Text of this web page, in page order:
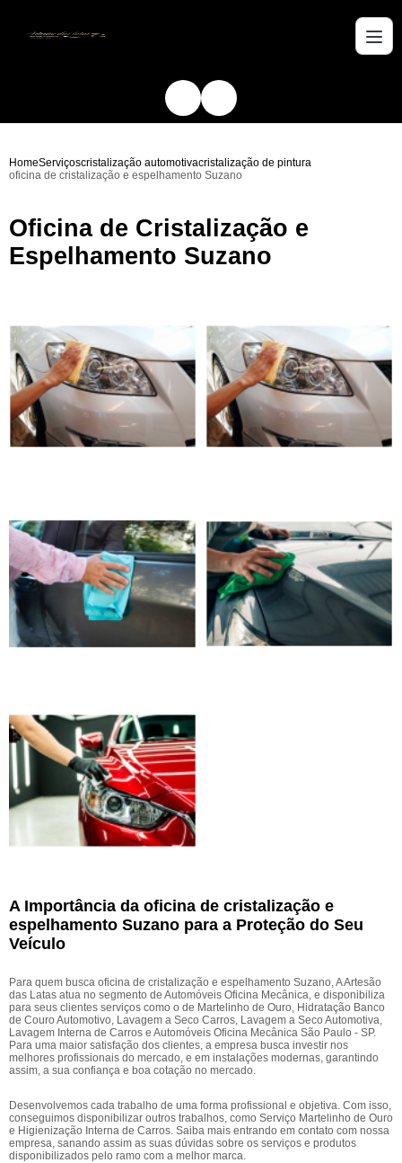
HomeServiçoscristalização automotivacristalização de pintura
oficina de cristalização e espelhamento Suzano
Oficina de Cristalização e
Espelhamento Suzano
A Importância da oficina de cristalização e
espelhamento Suzano para a Proteção do Seu
Veículo
Para quem busca oficina de cristalização e espelhamento Suzano, A Artesão
das Latas atua no segmento de Automóveis Oficina Mecânica, e disponibiliza
para seus clientes serviços como o de Martelinho de Ouro, Hidratação Banco
de Couro Automotivo, Lavagem a Seco Carros, Lavagem a Seco Automotiva,
Lavagem Interna de Carros e Automóveis Oficina Mecânica São Paulo - SP.
Para uma maior satisfação dos clientes, a empresa busca investir nos
melhores profissionais do mercado, e em instalações modernas, garantindo
assim, a sua confiança e boa cotação no mercado.
Desenvolvemos cada trabalho de uma forma profissional e objetiva. Com isso,
conseguimos disponibilizar outros trabalhos, como Serviço Martelinho de Ouro
e Higienização Interna de Carros. Saiba mais entrando em contato com nossa
empresa, sanando assim as suas dúvidas sobre os serviços e produtos
disponibilizados pelo ramo com a melhor marca.